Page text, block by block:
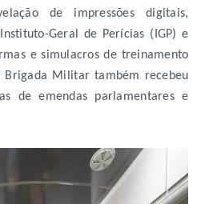
de impressões digitais,
Geral de Perícias (IGP) e
e simulacros de treinamento
Militar também recebeu
de emendas parlamentares e